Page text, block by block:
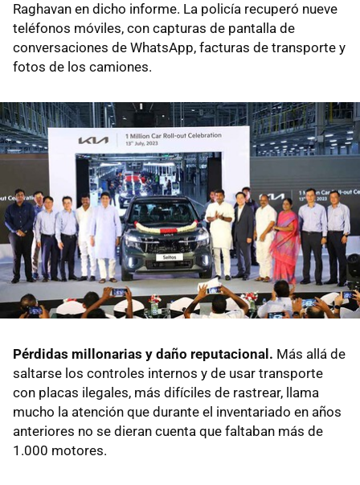
Raghavan en dicho informe. La policía recuperó nueve
teléfonos móviles, con capturas de pantalla de
conversaciones de WhatsApp, facturas de transporte y
fotos de los camiones.
Pérdidas millonarias y daño reputacional. Más allá de
saltarse los controles internos y de usar transporte
con placas ilegales, más difíciles de rastrear, llama
mucho la atención que durante el inventariado en años
anteriores no se dieran cuenta que faltaban más de
1.000 motores.